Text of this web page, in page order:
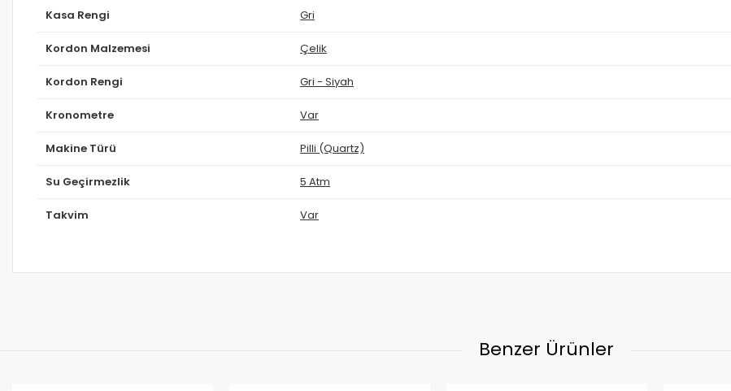
Kasa Rengi Gri
Kordon Malzemesi Çelik
Kordon Rengi Gri - Siyah
Kronometre Var
Makine Türü Pilli (Quartz)
Su Geçirmezlik 5 Atm
Takvim Var
Benzer Ürünler